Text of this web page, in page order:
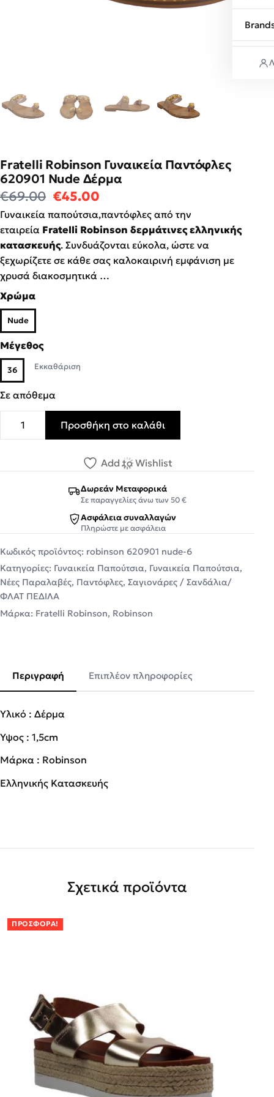
Fratelli Robinson Γυναικεία Παντόφλες
620901 Nude Δέρμα
€69.00 Original price was: €69.00.
€45.00
Γυναικεία παπούτσια,παντόφλες από την
εταιρεία Fratelli Robinson δερμάτινες ελληνικής
κατασκευής. Συνδυάζονται εύκολα, ώστε να
ξεχωρίζετε σε κάθε σας καλοκαιρινή εμφάνιση με
χρυσά διακοσμητικά …
Χρώμα
Nude
Μέγεθος
36 Εκκαθάριση
Σε απόθεμα
Fratelli Robinson Γυναικεία Παντόφλες 620901 Nude
Προσθήκη στο καλάθι
Add to Wishlist
Δωρεάν Μεταφορικά
Σε παραγγελίες άνω των 50 €
Ασφάλεια συναλλαγών
Πληρώστε με ασφάλεια
Κωδικός προϊόντος: robinson 620901 nude-6
Κατηγορίες: Γυναικεία Παπούτσια, Γυναικεία Παπούτσια,
Νέες Παραλαβές, Παντόφλες, Σαγιονάρες / Σανδάλια/
ΦΛΑΤ ΠΕΔΙΛΑ
Μάρκα: Fratelli Robinson, Robinson
Περιγραφή Επιπλέον πληροφορίες
Υλικό : Δέρμα
Ύψος : 1,5cm
Μάρκα : Robinson
Ελληνικής Κατασκευής
Σχετικά προϊόντα
ΠΡΟΣΦΟΡΆ!